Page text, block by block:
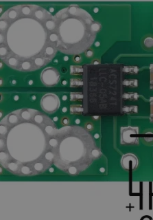
critAccountId
PrestaShop-
critData